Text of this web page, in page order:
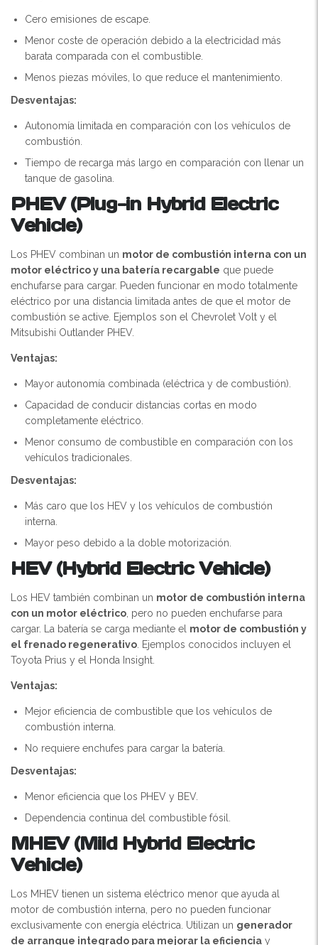
Cero emisiones de escape.
Menor coste de operación debido a la electricidad más
barata comparada con el combustible.
Menos piezas móviles, lo que reduce el mantenimiento.
Desventajas:
Autonomía limitada en comparación con los vehículos de
combustión.
Tiempo de recarga más largo en comparación con llenar un
tanque de gasolina.
PHEV (Plug-in Hybrid Electric
Vehicle)
Los PHEV combinan un motor de combustión interna con un
motor eléctrico y una batería recargable que puede
enchufarse para cargar. Pueden funcionar en modo totalmente
eléctrico por una distancia limitada antes de que el motor de
combustión se active. Ejemplos son el Chevrolet Volt y el
Mitsubishi Outlander PHEV.
Ventajas:
Mayor autonomía combinada (eléctrica y de combustión).
Capacidad de conducir distancias cortas en modo
completamente eléctrico.
Menor consumo de combustible en comparación con los
vehículos tradicionales.
Desventajas:
Más caro que los HEV y los vehículos de combustión
interna.
Mayor peso debido a la doble motorización.
HEV (Hybrid Electric Vehicle)
Los HEV también combinan un motor de combustión interna
con un motor eléctrico , pero no pueden enchufarse para
cargar. La batería se carga mediante el motor de combustión y
el frenado regenerativo . Ejemplos conocidos incluyen el
Toyota Prius y el Honda Insight.
Ventajas:
Mejor eficiencia de combustible que los vehículos de
combustión interna.
No requiere enchufes para cargar la batería.
Desventajas:
Menor eficiencia que los PHEV y BEV.
Dependencia continua del combustible fósil.
MHEV (Mild Hybrid Electric
Vehicle)
Los MHEV tienen un sistema eléctrico menor que ayuda al
motor de combustión interna, pero no pueden funcionar
exclusivamente con energía eléctrica. Utilizan un generador
de arranque integrado para mejorar la eficiencia y